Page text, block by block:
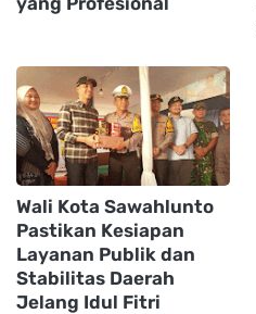
Wali Kota Sawahlunto
Pastikan Kesiapan
Layanan Publik dan
Stabilitas Daerah
Jelang Idul Fitri